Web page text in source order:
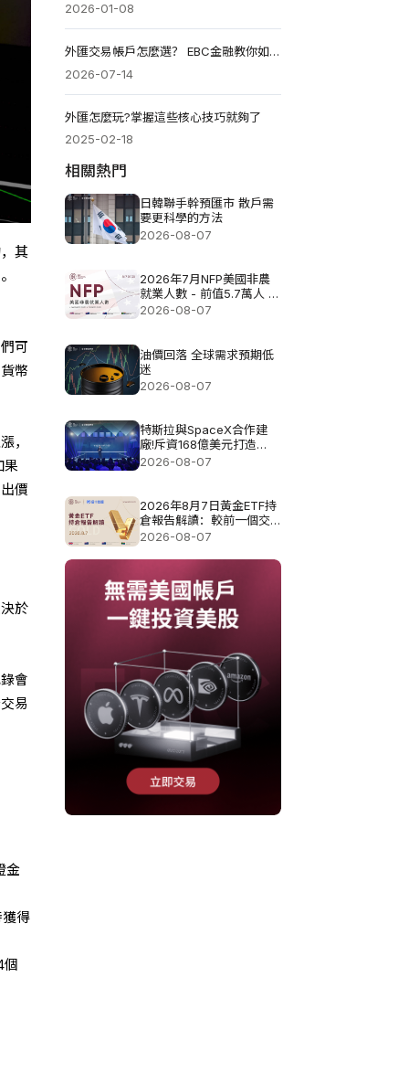
其
可
幣
，
果
價
於
會
易
金
得
個
2026-01-08
外匯交易帳戶怎麼選？ EBC金融教你如何選擇適合自己的交易帳戶
2026-07-14
外匯怎麼玩?掌握這些核心技巧就夠了
2025-02-18
相關熱門
日韓聯手幹預匯市 散戶需
要更科學的方法
2026-08-07
2026年7月NFP美國非農
就業人數 - 前值5.7萬人 預
測值8.3萬
2026-08-07
油價回落 全球需求預期低
迷
2026-08-07
特斯拉與SpaceX合作建
廠!斥資168億美元打造
Terafab基地
2026-08-07
2026年8月7日黃金ETF持
倉報告解讀：較前一個交
易日增加0.571噸
2026-08-07